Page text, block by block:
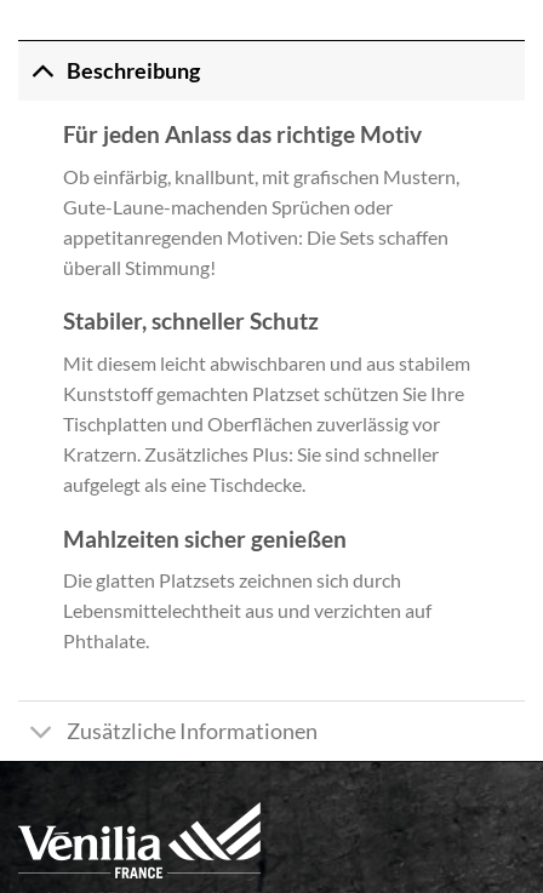
Beschreibung
Für jeden Anlass das richtige Motiv
Ob einfärbig, knallbunt, mit grafischen Mustern,
Gute-Laune-machenden Sprüchen oder
appetitanregenden Motiven: Die Sets schaffen
überall Stimmung!
Stabiler, schneller Schutz
Mit diesem leicht abwischbaren und aus stabilem
Kunststoff gemachten Platzset schützen Sie Ihre
Tischplatten und Oberflächen zuverlässig vor
Kratzern. Zusätzliches Plus: Sie sind schneller
aufgelegt als eine Tischdecke.
Mahlzeiten sicher genießen
Die glatten Platzsets zeichnen sich durch
Lebensmittelechtheit aus und verzichten auf
Phthalate.
Zusätzliche Informationen